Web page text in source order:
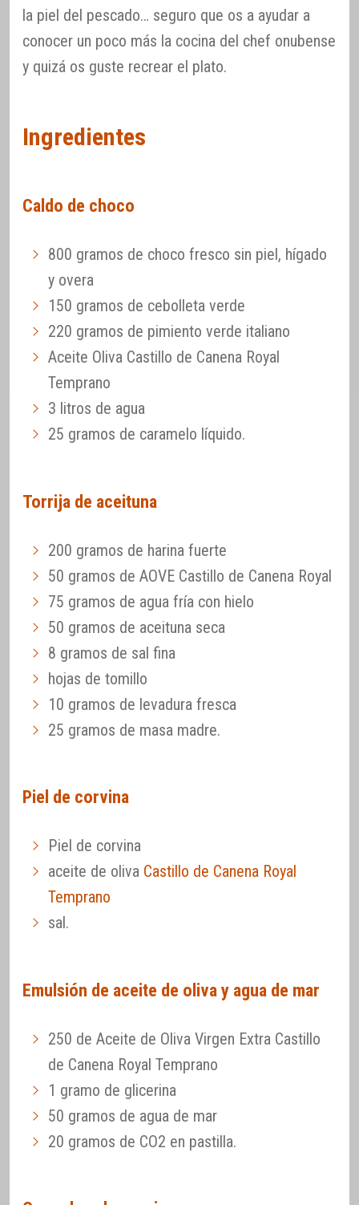
la piel del pescado… seguro que os a ayudar a
conocer un poco más la cocina del chef onubense
y quizá os guste recrear el plato.
Ingredientes
Caldo de choco
800 gramos de choco fresco sin piel, hígado
y overa
150 gramos de cebolleta verde
220 gramos de pimiento verde italiano
Aceite Oliva Castillo de Canena Royal
Temprano
3 litros de agua
25 gramos de caramelo líquido.
Torrija de aceituna
200 gramos de harina fuerte
50 gramos de AOVE Castillo de Canena Royal
75 gramos de agua fría con hielo
50 gramos de aceituna seca
8 gramos de sal fina
hojas de tomillo
10 gramos de levadura fresca
25 gramos de masa madre.
Piel de corvina
Piel de corvina
aceite de oliva Castillo de Canena Royal
Temprano
sal.
Emulsión de aceite de oliva y agua de mar
250 de Aceite de Oliva Virgen Extra Castillo
de Canena Royal Temprano
1 gramo de glicerina
50 gramos de agua de mar
20 gramos de CO2 en pastilla.